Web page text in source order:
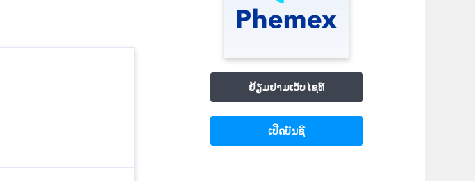
ຢ້ຽມຢາມເວັບໄຊທ໌
ເປີດບັນຊີ